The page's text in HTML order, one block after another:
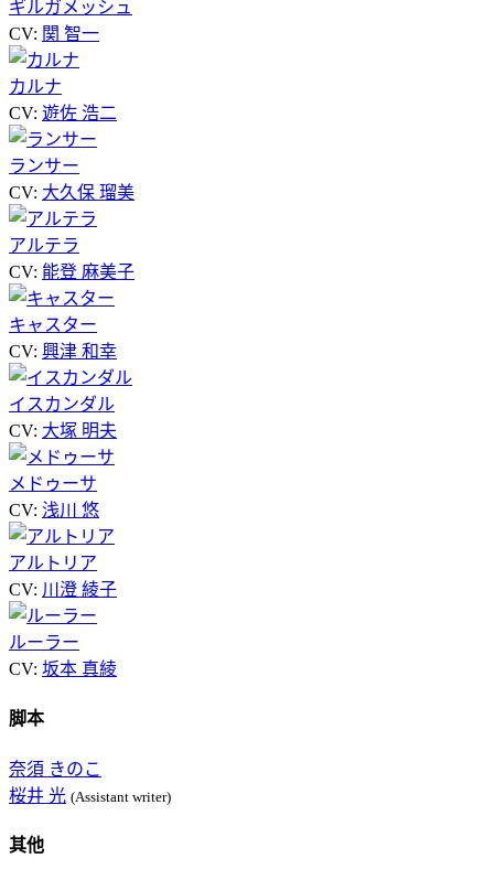
ギルガメッシュ
CV: 関 智一
カルナ
CV: 遊佐 浩二
ランサー
CV: 大久保 瑠美
アルテラ
CV: 能登 麻美子
キャスター
CV: 興津 和幸
イスカンダル
CV: 大塚 明夫
メドゥーサ
CV: 浅川 悠
アルトリア
CV: 川澄 綾子
ルーラー
CV: 坂本 真綾
脚本
奈須 きのこ
桜井 光 (Assistant writer)
其他